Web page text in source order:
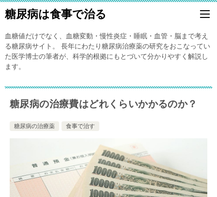
糖尿病は食事で治る
血糖値だけでなく、血糖変動・慢性炎症・睡眠・血管・脳まで考え
る糖尿病サイト。 長年にわたり糖尿病治療薬の研究をおこなってい
た医学博士の筆者が、科学的根拠にもとづいて分かりやすく解説し
ます。
糖尿病の治療費はどれくらいかかるのか？
糖尿病の治療薬 食事で治す